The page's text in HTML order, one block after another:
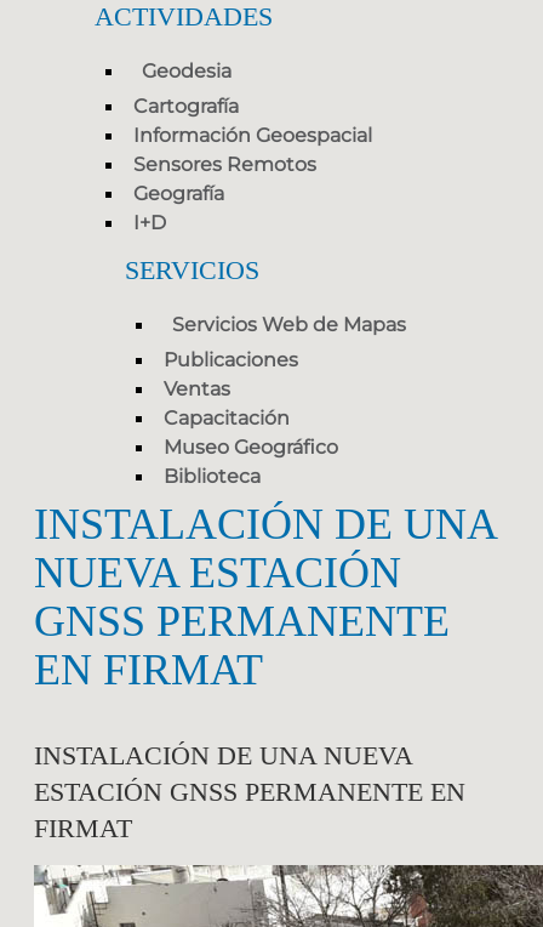
ACTIVIDADES
Geodesia
Cartografía
Información Geoespacial
Sensores Remotos
Geografía
I+D
SERVICIOS
Servicios Web de Mapas
Publicaciones
Ventas
Capacitación
Museo Geográfico
Biblioteca
INSTALACIÓN DE UNA
NUEVA ESTACIÓN
GNSS PERMANENTE
EN FIRMAT
INSTALACIÓN DE UNA NUEVA
ESTACIÓN GNSS PERMANENTE EN
FIRMAT